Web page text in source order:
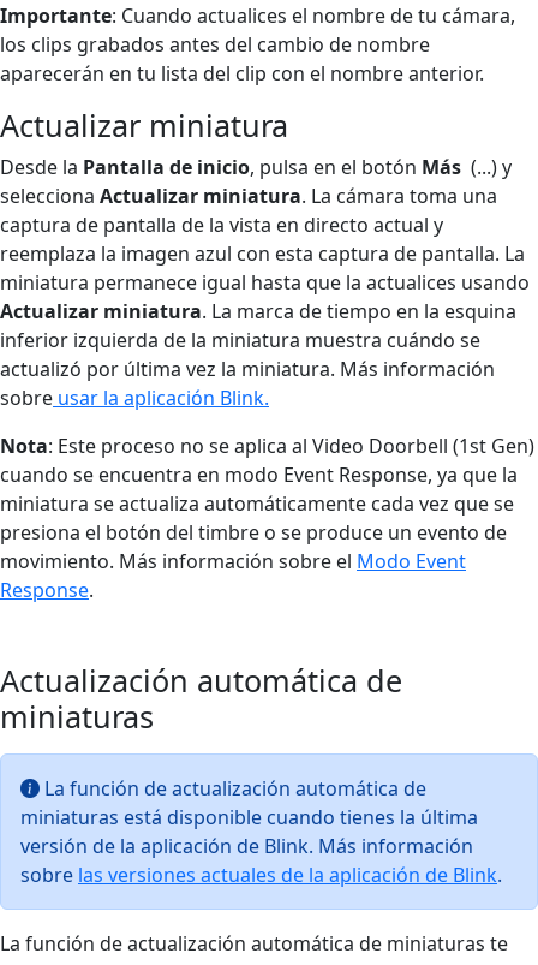
Importante: Cuando actualices el nombre de tu cámara,
los clips grabados antes del cambio de nombre
aparecerán en tu lista del clip con el nombre anterior.
Actualizar miniatura
Desde la Pantalla de inicio, pulsa en el botón Más (...) y
selecciona Actualizar miniatura. La cámara toma una
captura de pantalla de la vista en directo actual y
reemplaza la imagen azul con esta captura de pantalla. La
miniatura permanece igual hasta que la actualices usando
Actualizar miniatura. La marca de tiempo en la esquina
inferior izquierda de la miniatura muestra cuándo se
actualizó por última vez la miniatura. Más información
sobre usar la aplicación Blink.
Nota: Este proceso no se aplica al Video Doorbell (1st Gen)
cuando se encuentra en modo Event Response, ya que la
miniatura se actualiza automáticamente cada vez que se
presiona el botón del timbre o se produce un evento de
movimiento. Más información sobre el Modo Event
Response.
Actualización automática de
miniaturas
La función de actualización automática de
miniaturas está disponible cuando tienes la última
versión de la aplicación de Blink. Más información
sobre las versiones actuales de la aplicación de Blink.
La función de actualización automática de miniaturas te